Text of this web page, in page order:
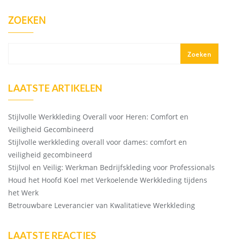
ZOEKEN
Zoeken
LAATSTE ARTIKELEN
Stijlvolle Werkkleding Overall voor Heren: Comfort en
Veiligheid Gecombineerd
Stijlvolle werkkleding overall voor dames: comfort en
veiligheid gecombineerd
Stijlvol en Veilig: Werkman Bedrijfskleding voor Professionals
Houd het Hoofd Koel met Verkoelende Werkkleding tijdens
het Werk
Betrouwbare Leverancier van Kwalitatieve Werkkleding
LAATSTE REACTIES